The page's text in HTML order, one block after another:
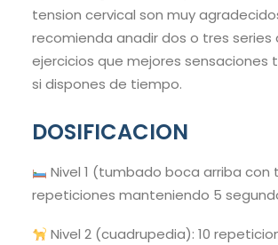
tension cervical son muy
recomienda anadir dos o tres series
ejercicios que mejores sensaciones
si dispones de tiempo.
DOSIFICACION
Nivel 1 (tumbado boca arriba con
repeticiones manteniendo 5
Nivel 2 (cuadrupedia): 10